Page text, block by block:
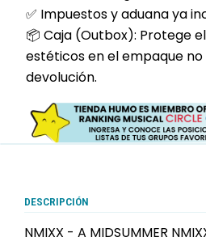
✅ Impuestos y aduana ya
📦 Caja (Outbox): Protege
estéticos en el empaque
devolución.
DESCRIPCIÓN
NMIXX - A MIDSUMMER